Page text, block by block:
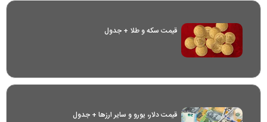
قیمت سکه و طلا + جدول
قیمت دلار، یورو و سایر ارز‌ها + جدول